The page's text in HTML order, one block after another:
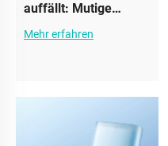
auffällt: Mutige
Deodorant-Flaschen-
Designs
Mehr erfahren